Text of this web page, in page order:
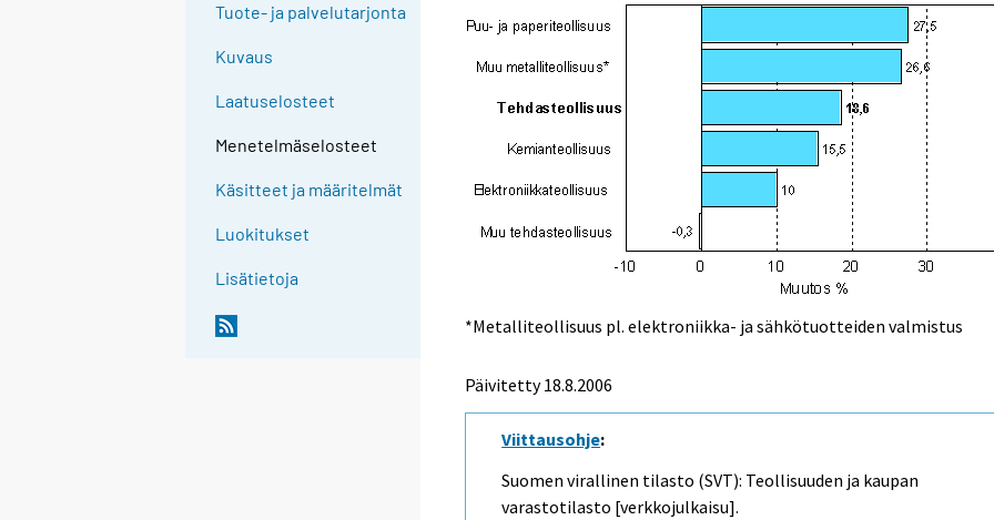
Tuote- ja palvelutarjonta
Kuvaus
Laatuselosteet
Menetelmäselosteet
Käsitteet ja määritelmät
Luokitukset
Lisätietoja
*Metalliteollisuus pl. elektroniikka- ja sähkötuotteiden valmistus
Päivitetty18.8.2006
Viittausohje:
Suomen virallinen tilasto (SVT): Teollisuuden ja kaupan
varastotilasto [verkkojulkaisu].